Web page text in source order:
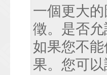
一個更大
徵。是否
如果您不
果。您可